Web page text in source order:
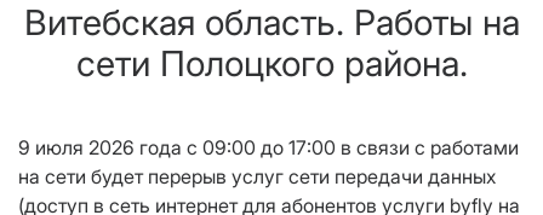
Витебская область. Работы на
сети Полоцкого района.
9 июля 2026 года с 09:00 до 17:00 в связи с работами
на сети будет перерыв услуг сети передачи данных
(доступ в сеть интернет для абонентов услуги byfly на